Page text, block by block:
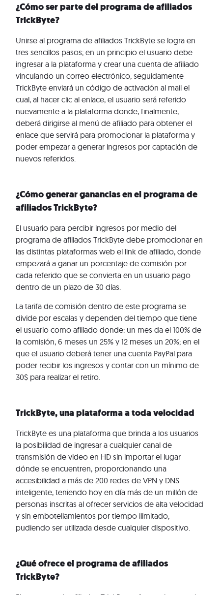
¿Cómo ser parte del programa de afiliados
TrickByte?
Unirse al programa de afiliados TrickByte se logra en
tres sencillos pasos; en un principio el usuario debe
ingresar a la plataforma y crear una cuenta de afiliado
vinculando un correo electrónico, seguidamente
TrickByte enviará un código de activación al mail el
cual, al hacer clic al enlace, el usuario será referido
nuevamente a la plataforma donde, finalmente,
deberá dirigirse al menú de afiliado para obtener el
enlace que servirá para promocionar la plataforma y
poder empezar a generar ingresos por captación de
nuevos referidos.
¿Cómo generar ganancias en el programa de
afiliados TrickByte?
El usuario para percibir ingresos por medio del
programa de afiliados TrickByte debe promocionar en
las distintas plataformas web el link de afiliado, donde
empezará a ganar un porcentaje de comisión por
cada referido que se convierta en un usuario pago
dentro de un plazo de 30 días.
La tarifa de comisión dentro de este programa se
divide por escalas y dependen del tiempo que tiene
el usuario como afiliado donde: un mes da el 100% de
la comisión, 6 meses un 25% y 12 meses un 20%; en el
que el usuario deberá tener una cuenta PayPal para
poder recibir los ingresos y contar con un mínimo de
30$ para realizar el retiro.
TrickByte, una plataforma a toda velocidad
TrickByte es una plataforma que brinda a los usuarios
la posibilidad de ingresar a cualquier canal de
transmisión de video en HD sin importar el lugar
dónde se encuentren, proporcionando una
accesibilidad a más de 200 redes de VPN y DNS
inteligente, teniendo hoy en día más de un millón de
personas inscritas al ofrecer servicios de alta velocidad
y sin embotellamientos por tiempo ilimitado,
pudiendo ser utilizada desde cualquier dispositivo.
¿Qué ofrece el programa de afiliados
TrickByte?